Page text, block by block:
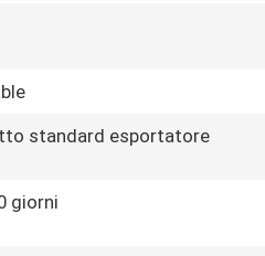
standard esportatore
giorni